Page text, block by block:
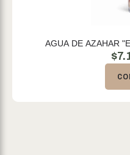
AGUA DE AZAHAR
$